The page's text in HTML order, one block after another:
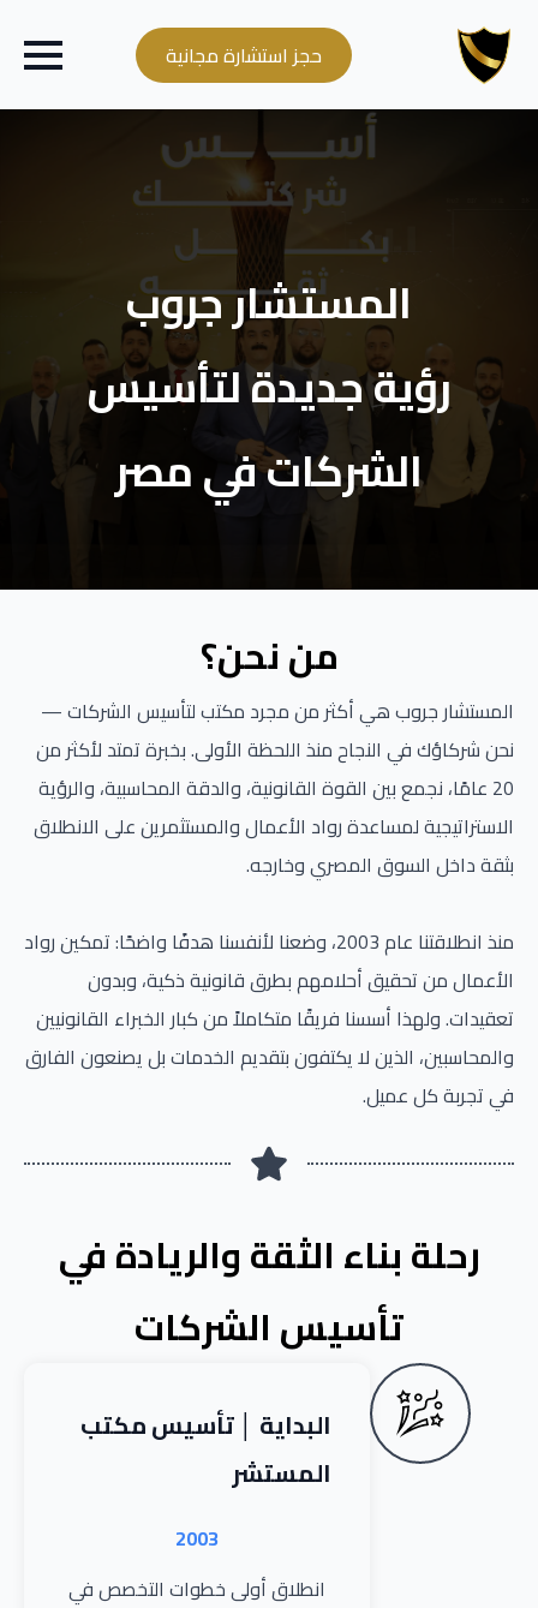
حجز استشارة مجانية
المستشار جروب
رؤية جديدة لتأسيس
الشركات في مصر
من نحن؟
المستشار جروب هي أكثر من مجرد مكتب لتأسيس الشركات —
نحن شركاؤك في النجاح منذ اللحظة الأولى. بخبرة تمتد لأكثر من
20 عامًا، نجمع بين القوة القانونية، والدقة المحاسبية، والرؤية
الاستراتيجية لمساعدة رواد الأعمال والمستثمرين على الانطلاق
بثقة داخل السوق المصري وخارجه.
منذ انطلاقتنا عام 2003، وضعنا لأنفسنا هدفًا واضحًا: تمكين رواد
الأعمال من تحقيق أحلامهم بطرق قانونية ذكية، وبدون
تعقيدات. ولهذا أسسنا فريقًا متكاملاً من كبار الخبراء القانونيين
والمحاسبين، الذين لا يكتفون بتقديم الخدمات بل يصنعون الفارق
في تجربة كل عميل.
رحلة بناء الثقة والريادة في
تأسيس الشركات
البداية │ تأسيس مكتب
المستشر
2003
انطلاق أولى خطوات التخصص في